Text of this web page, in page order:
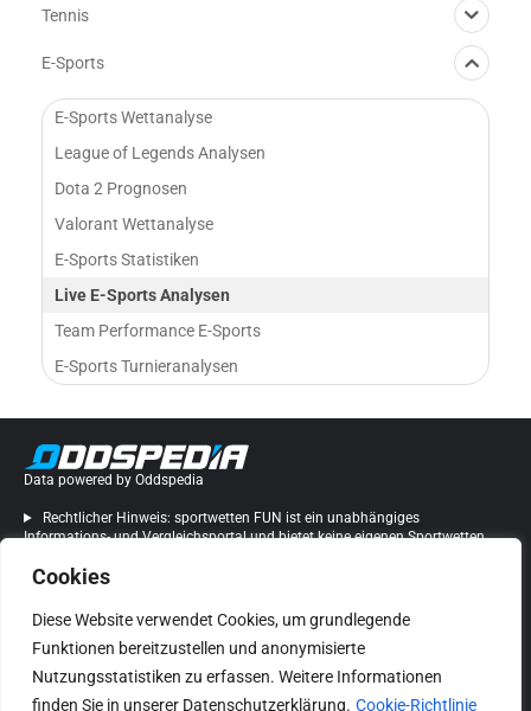
Cookies
Diese Website verwendet Cookies, um grundlegende
Funktionen bereitzustellen und anonymisierte
Nutzungsstatistiken zu erfassen. Weitere Informationen
finden Sie in unserer Datenschutzerklärung. Cookie-Richtlinie
Tennis
E-Sports
E-Sports Wettanalyse
League of Legends Analysen
Dota 2 Prognosen
Valorant Wettanalyse
E-Sports Statistiken
Live E-Sports Analysen
Team Performance E-Sports
E-Sports Turnieranalysen
Data powered by Oddspedia
Rechtlicher Hinweis: sportwetten FUN ist ein unabhängiges
Informations- und Vergleichsportal und bietet keine eigenen Sportwetten
Glücksspielbestimmungen sowie die AGB der jeweiligen Wettanbieter.
Folge uns auf
Datenschutzerklärung Impressum Cookie-Richtlinie (EU)